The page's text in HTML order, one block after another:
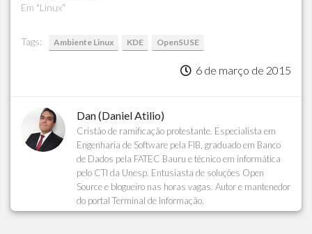
Em "Linux"
Tags: Ambiente Linux KDE OpenSUSE
6 de março de 2015
Dan (Daniel Atilio)
Cristão de ramificação protestante. Especialista em
Engenharia de Software pela FIB, graduado em Banco
de Dados pela FATEC Bauru e técnico em informática
pelo CTI da Unesp. Entusiasta de soluções Open
Source e blogueiro nas horas vagas. Autor e mantenedor
do portal Terminal de Informação.